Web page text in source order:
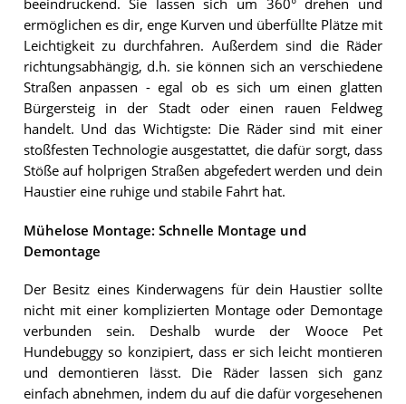
beeindruckend. Sie lassen sich um 360° drehen und
ermöglichen es dir, enge Kurven und überfüllte Plätze mit
Leichtigkeit zu durchfahren. Außerdem sind die Räder
richtungsabhängig, d.h. sie können sich an verschiedene
Straßen anpassen - egal ob es sich um einen glatten
Bürgersteig in der Stadt oder einen rauen Feldweg
handelt. Und das Wichtigste: Die Räder sind mit einer
stoßfesten Technologie ausgestattet, die dafür sorgt, dass
Stöße auf holprigen Straßen abgefedert werden und dein
Haustier eine ruhige und stabile Fahrt hat.
Mühelose Montage: Schnelle Montage und
Demontage
Der Besitz eines Kinderwagens für dein Haustier sollte
nicht mit einer komplizierten Montage oder Demontage
verbunden sein. Deshalb wurde der Wooce Pet
Hundebuggy so konzipiert, dass er sich leicht montieren
und demontieren lässt. Die Räder lassen sich ganz
einfach abnehmen, indem du auf die dafür vorgesehenen